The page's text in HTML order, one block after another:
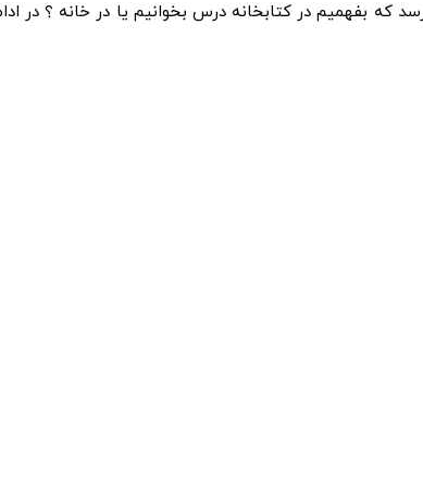
که بفهمیم در کتابخانه درس بخوانیم یا در خانه ؟ در